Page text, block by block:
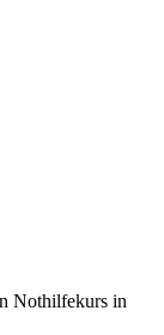
Nothilfekurs in